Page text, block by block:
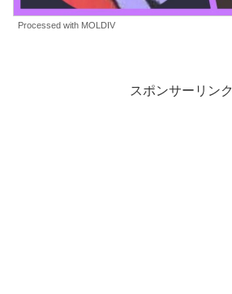
Processed with MOLDIV
スポンサーリンク